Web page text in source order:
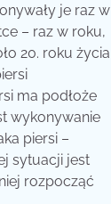
je raz w
– raz w roku,
20. roku życia
ma podłoże
wykonywanie
piersi –
sytuacji jest
rozpocząć